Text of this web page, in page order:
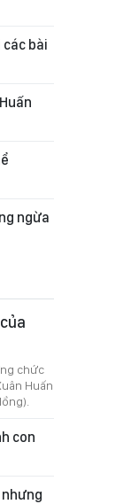
bài
ngừa
chức
Huấn
con